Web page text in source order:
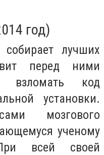
год)
собирает лучших
перед ними
взломать код
установки.
мозгового
ученому
всей своей